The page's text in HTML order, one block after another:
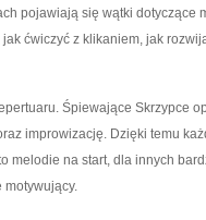
pojawiają się wątki
ćwiczyć z klikaniem, jak
Śpiewające Skrzypce
improwizację. Dzięki temu
melodie na start, dla innych
motywujący.